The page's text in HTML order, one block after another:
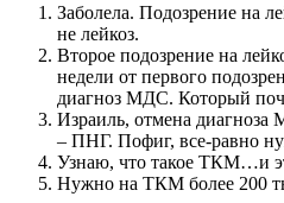
Заболела. Подозрение на
не лейкоз.
Второе подозрение на
недели от первого
диагноз МДС. Который
Израиль, отмена
– ПНГ. Пофиг, все-равно
Узнаю, что такое ТКМ…и
Нужно на ТКМ более 200